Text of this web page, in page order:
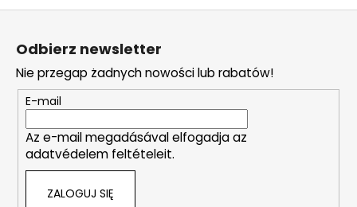
g
o
s
z
u
a
s
S
Odbierz newsletter
Nie przegap żadnych nowości lub rabatów!
E-mail
Az e-mail megadásával elfogadja az
adatvédelem feltételeit.
ZALOGUJ SIĘ